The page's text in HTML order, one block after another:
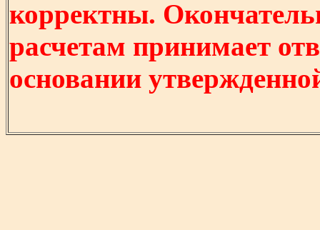
корректны.
расчетам принимает
основании